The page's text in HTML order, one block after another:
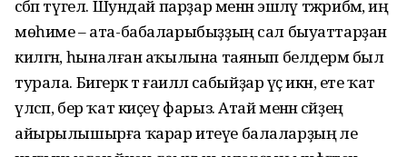
сәбәп түгел. Шундай парҙар менән эшләү тәжрибәмә, иң
мөһиме – ата-бабаларыбыҙҙың сал быуаттарҙан
килгән, һыналған аҡылына таянып белдерәм был
турала. Бигерәк тә ғаиләлә сабыйҙар үҫә икән, ете ҡат
үлсәп, бер ҡат киҫеү фарыз. Атай менән әсәйҙең
айырылышырға ҡарар итеүе балаларҙың әле